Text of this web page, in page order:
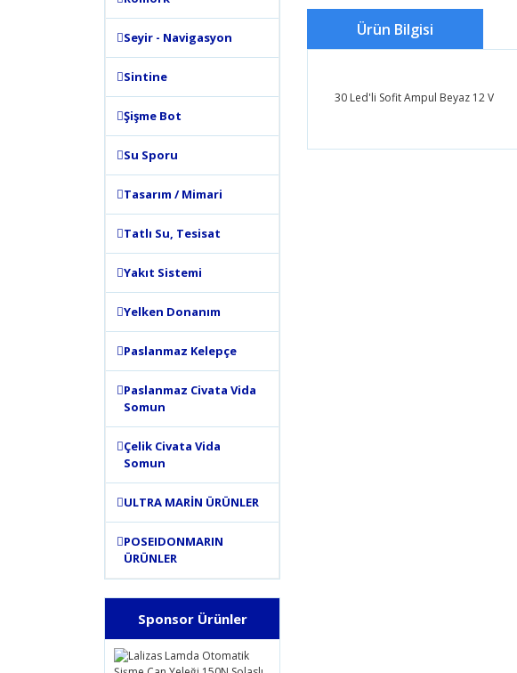
Seyir - Navigasyon
Sintine
Şişme Bot
Su Sporu
Tasarım / Mimari
Tatlı Su, Tesisat
Yakıt Sistemi
Yelken Donanım
Paslanmaz Kelepçe
Paslanmaz Civata Vida
Somun
Çelik Civata Vida
Somun
ULTRA MARİN ÜRÜNLER
POSEIDONMARIN
ÜRÜNLER
Sponsor Ürünler
Ürün Bilgisi
30 Led'li Sofit Ampul Beyaz 12 V